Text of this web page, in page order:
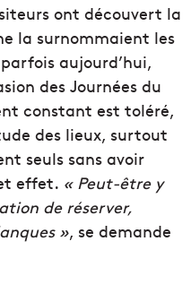
ont découvert la
la surnommaient les
aujourd’hui,
des Journées du
constant est toléré,
des lieux, surtout
seuls sans avoir
effet. « Peut-être y
de réserver,
», se demande